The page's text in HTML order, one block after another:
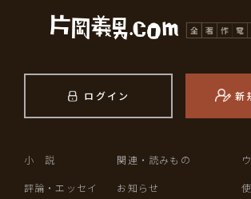
ログイン 新
小 説
評論・エッセイ
関連・読みもの
お知らせ